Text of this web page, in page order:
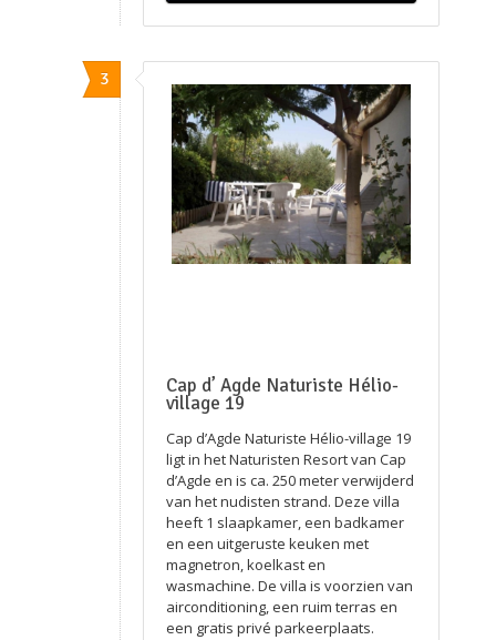
3
Cap d’ Agde Naturiste Hélio-
village 19
Cap d’Agde Naturiste Hélio-village 19
ligt in het Naturisten Resort van Cap
d’Agde en is ca. 250 meter verwijderd
van het nudisten strand. Deze villa
heeft 1 slaapkamer, een badkamer
en een uitgeruste keuken met
magnetron, koelkast en
wasmachine. De villa is voorzien van
airconditioning, een ruim terras en
een gratis privé parkeerplaats.